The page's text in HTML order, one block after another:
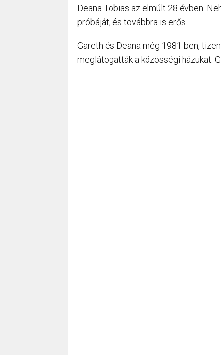
Deana Tobias az elmúlt 28 évben.
próbáját, és továbbra is erős.
Gareth és Deana még 1981-ben,
meglátogatták a közösségi házukat.